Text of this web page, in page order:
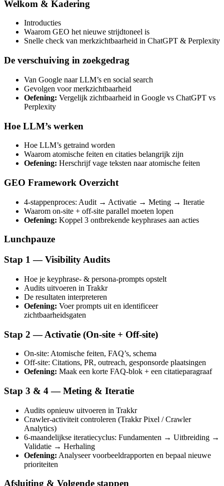
Welkom & Kadering
Introducties
Waarom GEO het nieuwe strijdtoneel is
Snelle check van merkzichtbaarheid in ChatGPT & Perplexity
De verschuiving in zoekgedrag
Van Google naar LLM’s en social search
Gevolgen voor merkzichtbaarheid
Oefening: Vergelijk zichtbaarheid in Google vs ChatGPT vs
Perplexity
Hoe LLM’s werken
Hoe LLM’s getraind worden
Waarom atomische feiten en citaties belangrijk zijn
Oefening: Herschrijf vage teksten naar atomische feiten
GEO Framework Overzicht
4-stappenproces: Audit → Activatie → Meting → Iteratie
Waarom on-site + off-site parallel moeten lopen
Oefening: Koppel 3 ontbrekende keyphrases aan acties
Lunchpauze
Stap 1 — Visibility Audits
Hoe je keyphrase- & persona-prompts opstelt
Audits uitvoeren in Trakkr
De resultaten interpreteren
Oefening: Voer prompts uit en identificeer
zichtbaarheidsgaten
Stap 2 — Activatie (On-site + Off-site)
On-site: Atomische feiten, FAQ’s, schema
Off-site: Citations, PR, outreach, gesponsorde plaatsingen
Oefening: Maak een korte FAQ-blok + een citatieparagraaf
Stap 3 & 4 — Meting & Iteratie
Audits opnieuw uitvoeren in Trakkr
Crawler-activiteit controleren (Trakkr Pixel / Crawler
Analytics)
6-maandelijkse iteratiecyclus: Fundamenten → Uitbreiding →
Validatie → Herhaling
Oefening: Analyseer voorbeeldrapporten en bepaal nieuwe
prioriteiten
Afsluiting & Volgende stappen